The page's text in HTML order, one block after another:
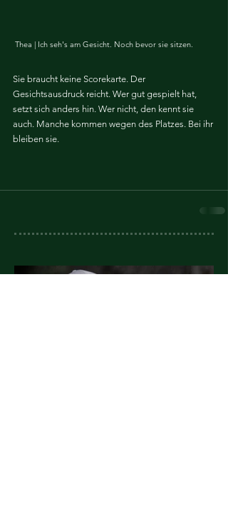
Thea | Ich seh's am Gesicht. Noch bevor sie sitzen.
Sie braucht keine Scorekarte. Der
Gesichtsausdruck reicht. Wer gut gespielt hat,
setzt sich anders hin. Wer nicht, den kennt sie
auch. Manche kommen wegen des Platzes. Bei ihr
bleiben sie.